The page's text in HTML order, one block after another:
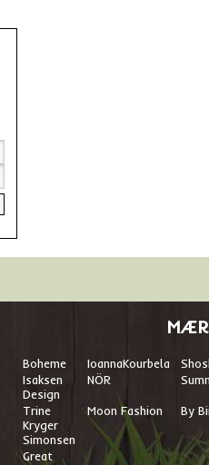
Boheme IoannaKourbela
Isaksen
Design
NÖR
Trine
Kryger
Simonsen
Moon Fashion By
Great